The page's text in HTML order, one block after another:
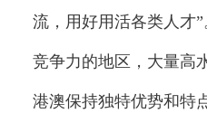
流，用好用活各类人才
竞争力的地区，大量高
港澳保持独特优势和特